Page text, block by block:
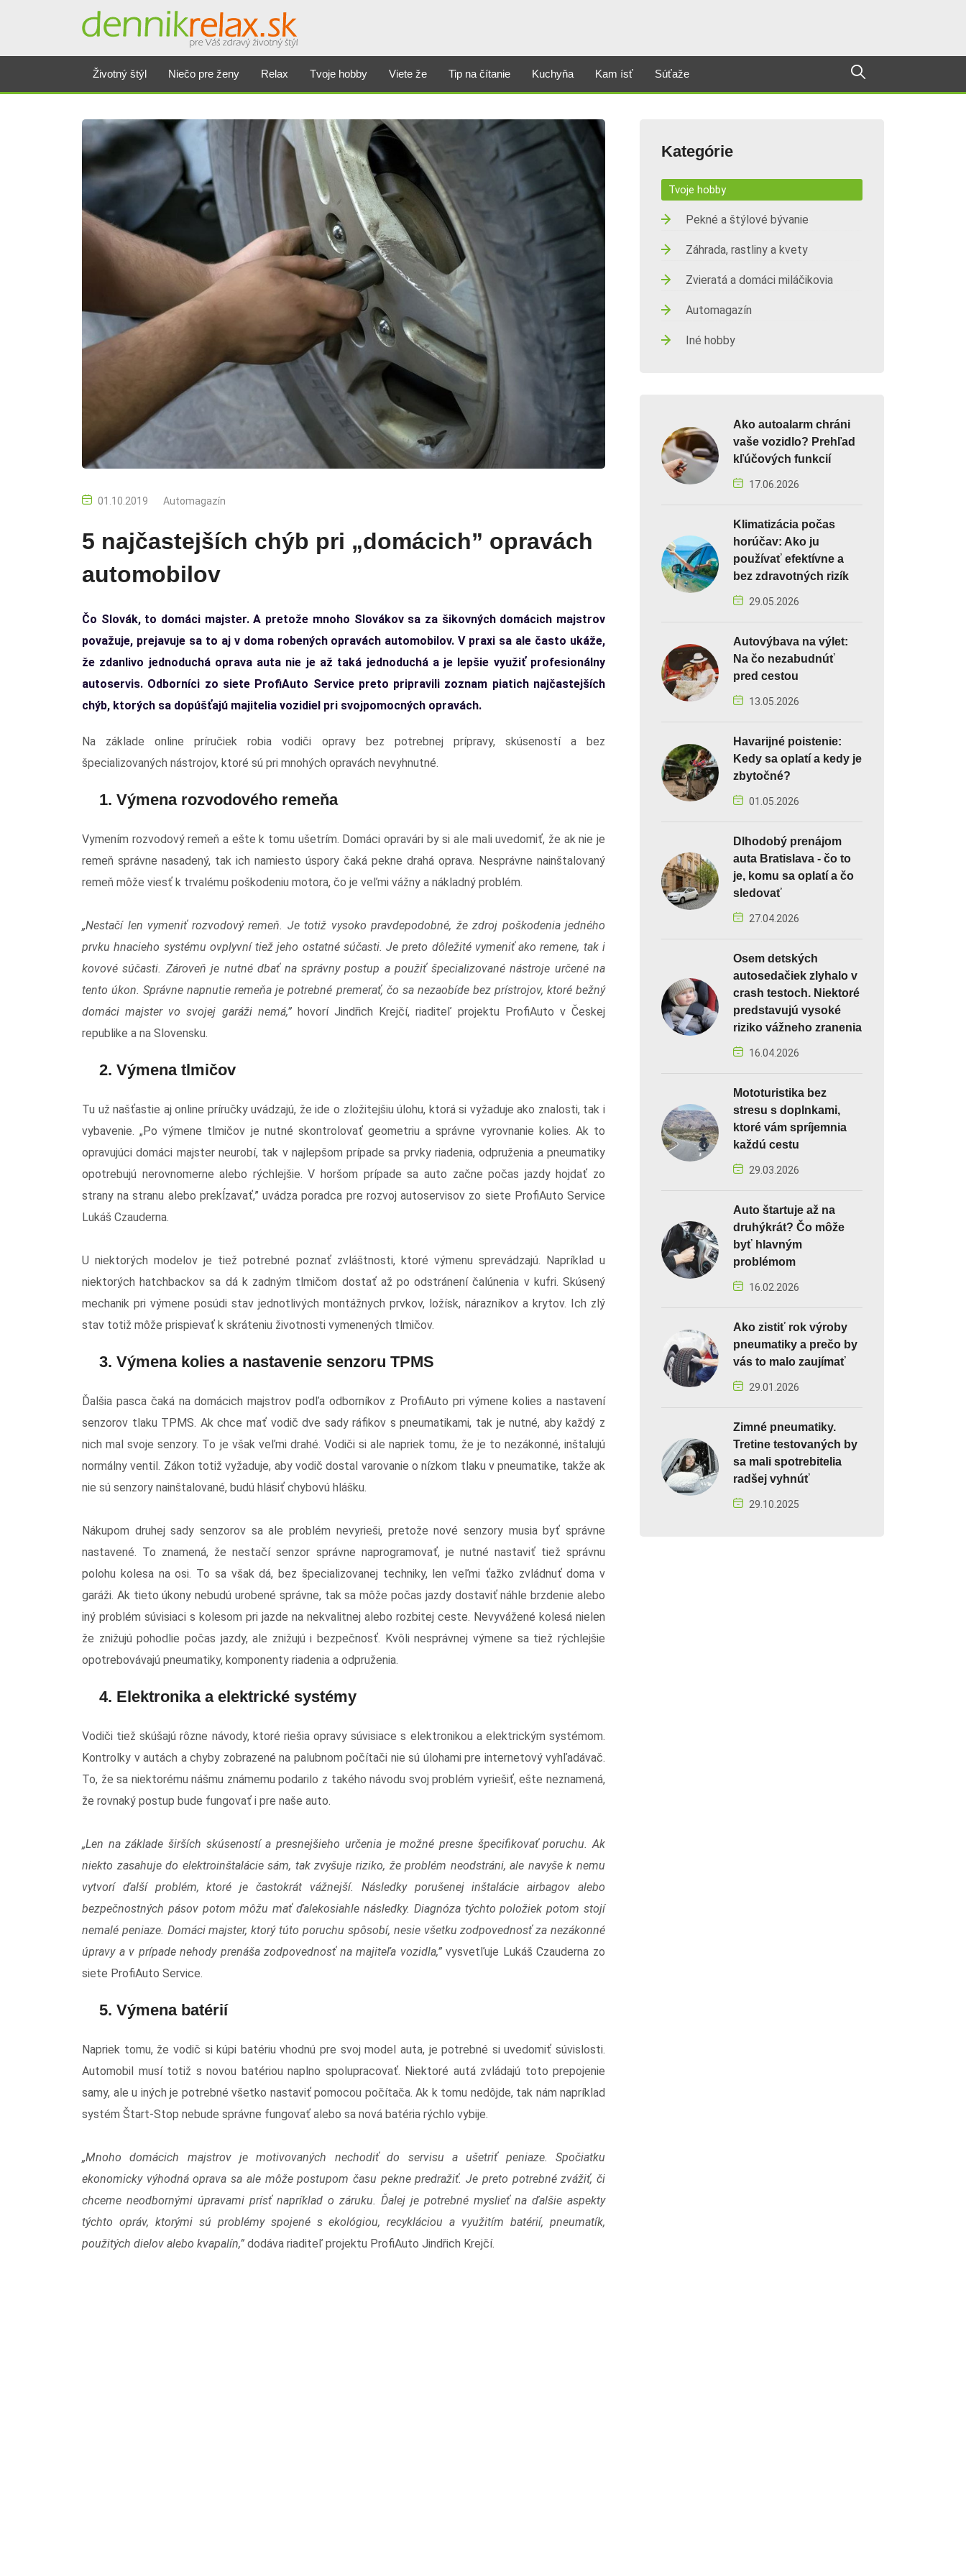
Životný štýl Niečo pre ženy Relax Tvoje hobby Viete že Tip na čítanie Kuchyňa Kam ísť Súťaže
01.10.2019 Automagazín
5 najčastejších chýb pri „domácich” opravách
automobilov
Čo Slovák, to domáci majster. A pretože mnoho Slovákov sa za šikovných domácich majstrov
považuje, prejavuje sa to aj v doma robených opravách automobilov. V praxi sa ale často ukáže,
že zdanlivo jednoduchá oprava auta nie je až taká jednoduchá a je lepšie využiť profesionálny
autoservis. Odborníci zo siete ProfiAuto Service preto pripravili zoznam piatich najčastejších
chýb, ktorých sa dopúšťajú majitelia vozidiel pri svojpomocných opravách.
Na základe online príručiek robia vodiči opravy bez potrebnej prípravy, skúseností a bez
špecializovaných nástrojov, ktoré sú pri mnohých opravách nevyhnutné.
1. Výmena rozvodového remeňa
Vymením rozvodový remeň a ešte k tomu ušetrím. Domáci opravári by si ale mali uvedomiť, že ak nie je
remeň správne nasadený, tak ich namiesto úspory čaká pekne drahá oprava. Nesprávne nainštalovaný
remeň môže viesť k trvalému poškodeniu motora, čo je veľmi vážny a nákladný problém.
„Nestačí len vymeniť rozvodový remeň. Je totiž vysoko pravdepodobné, že zdroj poškodenia jedného
prvku hnacieho systému ovplyvní tiež jeho ostatné súčasti. Je preto dôležité vymeniť ako remene, tak i
kovové súčasti. Zároveň je nutné dbať na správny postup a použiť špecializované nástroje určené na
tento úkon. Správne napnutie remeňa je potrebné premerať, čo sa nezaobíde bez prístrojov, ktoré bežný
domáci majster vo svojej garáži nemá,”hovorí Jindřich Krejčí, riaditeľ projektu ProfiAuto v Českej
republike a na Slovensku.
2. Výmena tlmičov
Tu už našťastie aj online príručky uvádzajú, že ide o zložitejšiu úlohu, ktorá si vyžaduje ako znalosti, tak i
vybavenie. „Po výmene tlmičov je nutné skontrolovať geometriu a správne vyrovnanie kolies. Ak to
opravujúci domáci majster neurobí, tak v najlepšom prípade sa prvky riadenia, odpruženia a pneumatiky
opotrebujú nerovnomerne alebo rýchlejšie. V horšom prípade sa auto začne počas jazdy hojdať zo
strany na stranu alebo prekĺzavať,” uvádza poradca pre rozvoj autoservisov zo siete ProfiAuto Service
Lukáš Czauderna.
U niektorých modelov je tiež potrebné poznať zvláštnosti, ktoré výmenu sprevádzajú. Napríklad u
niektorých hatchbackov sa dá k zadným tlmičom dostať až po odstránení čalúnenia v kufri. Skúsený
mechanik pri výmene posúdi stav jednotlivých montážnych prvkov, ložísk, nárazníkov a krytov. Ich zlý
stav totiž môže prispievať k skráteniu životnosti vymenených tlmičov.
3. Výmena kolies a nastavenie senzoru TPMS
Ďalšia pasca čaká na domácich majstrov podľa odborníkov z ProfiAuto pri výmene kolies a nastavení
senzorov tlaku TPMS. Ak chce mať vodič dve sady ráfikov s pneumatikami, tak je nutné, aby každý z
nich mal svoje senzory. To je však veľmi drahé. Vodiči si ale napriek tomu, že je to nezákonné, inštalujú
normálny ventil. Zákon totiž vyžaduje, aby vodič dostal varovanie o nízkom tlaku v pneumatike, takže ak
nie sú senzory nainštalované, budú hlásiť chybovú hlášku.
Nákupom druhej sady senzorov sa ale problém nevyrieši, pretože nové senzory musia byť správne
nastavené. To znamená, že nestačí senzor správne naprogramovať, je nutné nastaviť tiež správnu
polohu kolesa na osi. To sa však dá, bez špecializovanej techniky, len veľmi ťažko zvládnuť doma v
garáži. Ak tieto úkony nebudú urobené správne, tak sa môže počas jazdy dostaviť náhle brzdenie alebo
iný problém súvisiaci s kolesom pri jazde na nekvalitnej alebo rozbitej ceste. Nevyvážené kolesá nielen
že znižujú pohodlie počas jazdy, ale znižujú i bezpečnosť. Kvôli nesprávnej výmene sa tiež rýchlejšie
opotrebovávajú pneumatiky, komponenty riadenia a odpruženia.
4. Elektronika a elektrické systémy
Vodiči tiež skúšajú rôzne návody, ktoré riešia opravy súvisiace s elektronikou a elektrickým systémom.
Kontrolky v autách a chyby zobrazené na palubnom počítači nie sú úlohami pre internetový vyhľadávač.
To, že sa niektorému nášmu známemu podarilo z takého návodu svoj problém vyriešiť, ešte neznamená,
že rovnaký postup bude fungovať i pre naše auto.
„Len na základe širších skúseností a presnejšieho určenia je možné presne špecifikovať poruchu. Ak
niekto zasahuje do elektroinštalácie sám, tak zvyšuje riziko, že problém neodstráni, ale navyše k nemu
vytvorí ďalší problém, ktoré je častokrát vážnejší. Následky porušenej inštalácie airbagov alebo
bezpečnostných pásov potom môžu mať ďalekosiahle následky. Diagnóza týchto položiek potom stojí
nemalé peniaze. Domáci majster, ktorý túto poruchu spôsobí, nesie všetku zodpovednosť za nezákonné
úpravy a v prípade nehody prenáša zodpovednosť na majiteľa vozidla,”vysvetľuje Lukáš Czauderna zo
siete ProfiAuto Service.
5. Výmena batérií
Napriek tomu, že vodič si kúpi batériu vhodnú pre svoj model auta, je potrebné si uvedomiť súvislosti.
Automobil musí totiž s novou batériou naplno spolupracovať. Niektoré autá zvládajú toto prepojenie
samy, ale u iných je potrebné všetko nastaviť pomocou počítača. Ak k tomu nedôjde, tak nám napríklad
systém Štart-Stop nebude správne fungovať alebo sa nová batéria rýchlo vybije.
„Mnoho domácich majstrov je motivovaných nechodiť do servisu a ušetriť peniaze. Spočiatku
ekonomicky výhodná oprava sa ale môže postupom času pekne predražiť. Je preto potrebné zvážiť, či
chceme neodbornými úpravami prísť napríklad o záruku. Ďalej je potrebné myslieť na ďalšie aspekty
týchto opráv, ktorými sú problémy spojené s ekológiou, recykláciou a využitím batérií, pneumatík,
použitých dielov alebo kvapalín,” dodáva riaditeľ projektu ProfiAuto Jindřich Krejčí.
Kategórie
Tvoje hobby
Pekné a štýlové bývanie
Záhrada, rastliny a kvety
Zvieratá a domáci miláčikovia
Automagazín
Iné hobby
Ako autoalarm chráni
vaše vozidlo? Prehľad
kľúčových funkcií
17.06.2026
Klimatizácia počas
horúčav: Ako ju
používať efektívne a
bez zdravotných rizík
29.05.2026
Autovýbava na výlet:
Na čo nezabudnúť
pred cestou
13.05.2026
Havarijné poistenie:
Kedy sa oplatí a kedy je
zbytočné?
01.05.2026
Dlhodobý prenájom
auta Bratislava - čo to
je, komu sa oplatí a čo
sledovať
27.04.2026
Osem detských
autosedačiek zlyhalo v
crash testoch. Niektoré
predstavujú vysoké
riziko vážneho zranenia
16.04.2026
Mototuristika bez
stresu s doplnkami,
ktoré vám spríjemnia
každú cestu
29.03.2026
Auto štartuje až na
druhýkrát? Čo môže
byť hlavným
problémom
16.02.2026
Ako zistiť rok výroby
pneumatiky a prečo by
vás to malo zaujímať
29.01.2026
Zimné pneumatiky.
Tretine testovaných by
sa mali spotrebitelia
radšej vyhnúť
29.10.2025